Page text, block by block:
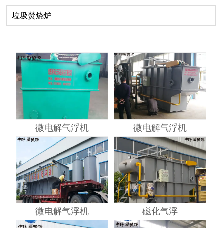
垃圾焚烧炉
微电解气浮机 微电解气浮机
微电解气浮机 磁化气浮